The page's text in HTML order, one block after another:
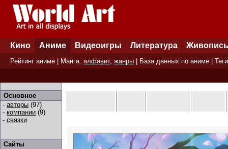
Кино Аниме Видеоигры Литература Живопись
Рейтинг аниме | Манга: алфавит, жанры База данных по аниме Теги
Основное
- авторы (97)
- компании (9)
- связки
Сайты